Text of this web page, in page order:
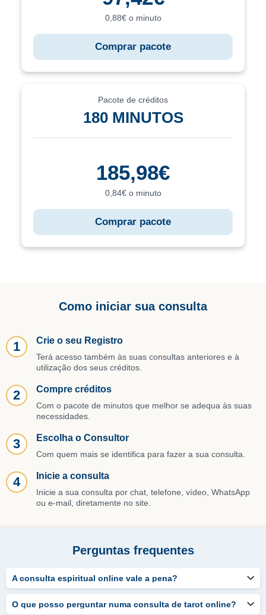
0,88€ o minuto
Comprar pacote
Pacote de créditos
180 MINUTOS
185,98€
0,84€ o minuto
Comprar pacote
Como iniciar sua consulta
1 Crie o seu Registro
Terá acesso também às suas consultas anteriores e à
utilização dos seus créditos.
2 Compre créditos
Com o pacote de minutos que melhor se adequa às suas
necessidades.
3 Escolha o Consultor
Com quem mais se identifica para fazer a sua consulta.
4 Inicie a consulta
Inicie a sua consulta por chat, telefone, vídeo, WhatsApp
ou e-mail, diretamente no site.
Perguntas frequentes
A consulta espiritual online vale a pena?
O que posso perguntar numa consulta de tarot online?